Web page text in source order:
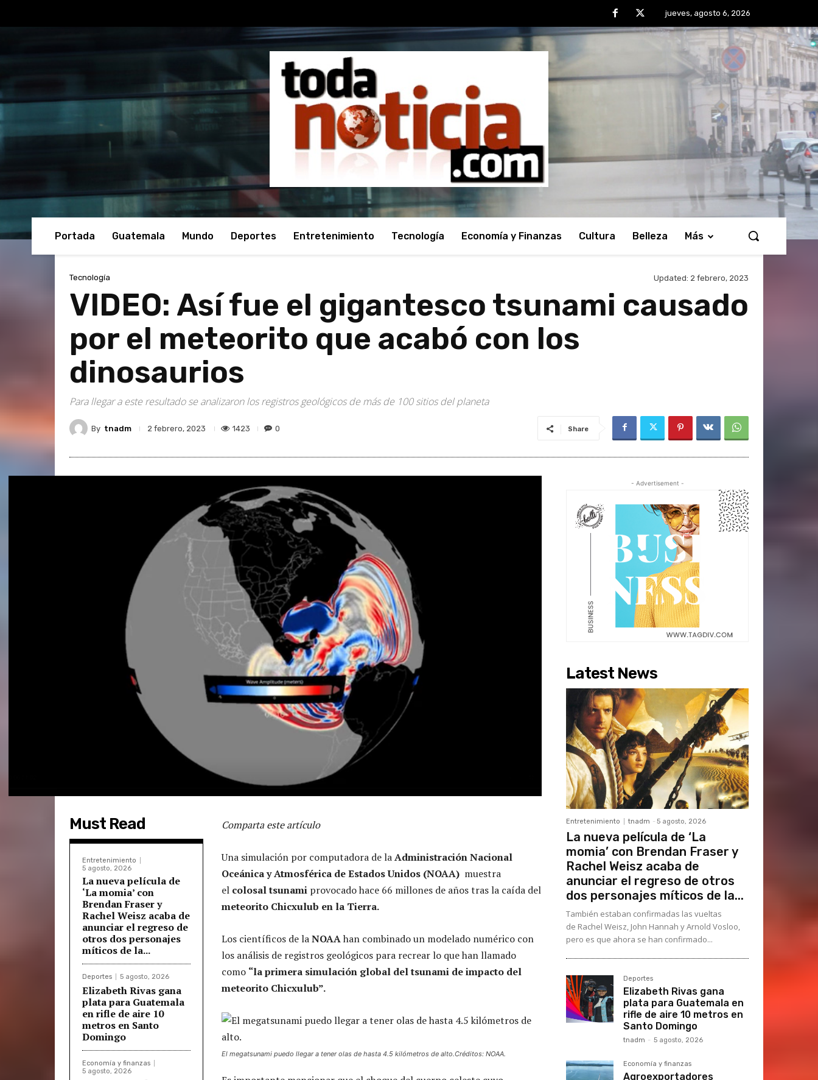
jueves, agosto 6, 2026
Portada Guatemala Mundo Deportes Entretenimiento Tecnología Economía y Finanzas Cultura Belleza Más
Tecnología Updated: 2 febrero, 2023
VIDEO: Así fue el gigantesco tsunami causado
por el meteorito que acabó con los
dinosaurios
Para llegar a este resultado se analizaron los registros geológicos de más de 100 sitios del planeta
By tnadm 2 febrero, 2023 1423 0 Share
Must Read
Entretenimiento
5 agosto, 2026
La nueva película de
‘La momia’ con
Brendan Fraser y
Rachel Weisz acaba de
anunciar el regreso de
otros dos personajes
míticos de la...
Deportes 5 agosto, 2026
Elizabeth Rivas gana
plata para Guatemala
en rifle de aire 10
metros en Santo
Domingo
Economía y finanzas
5 agosto, 2026
Comparta este artículo
Una simulación por computadora de laAdministración Nacional
Oceánica y Atmosférica de Estados Unidos (NOAA) muestra
el colosal tsunami provocado hace 66 millones de años tras la caída del
meteorito Chicxulub en la Tierra.
Los científicos de laNOAAhan combinado un modelado numérico con
los análisis de registros geológicos para recrear lo que han llamado
como “la primera simulación global del tsunami de impacto del
meteorito Chicxulub”.
El megatsunami puedo llegar a tener olas de hasta 4.5 kilómetros de alto.Créditos: NOAA.
- Advertisement -
Latest News
Entretenimiento tnadm - 5 agosto, 2026
La nueva película de ‘La
momia’ con Brendan Fraser y
Rachel Weisz acaba de
anunciar el regreso de otros
dos personajes míticos de la...
También estaban confirmadas las vueltas
de Rachel Weisz, John Hannah y Arnold Vosloo,
pero es que ahora se han confirmado...
Deportes
Elizabeth Rivas gana
plata para Guatemala en
rifle de aire 10 metros en
Santo Domingo
tnadm - 5 agosto, 2026
Economía y finanzas
Agroexportadores